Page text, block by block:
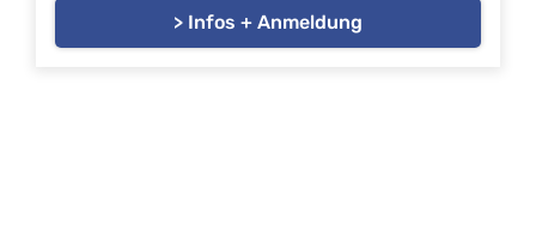
> Infos + Anmeldung